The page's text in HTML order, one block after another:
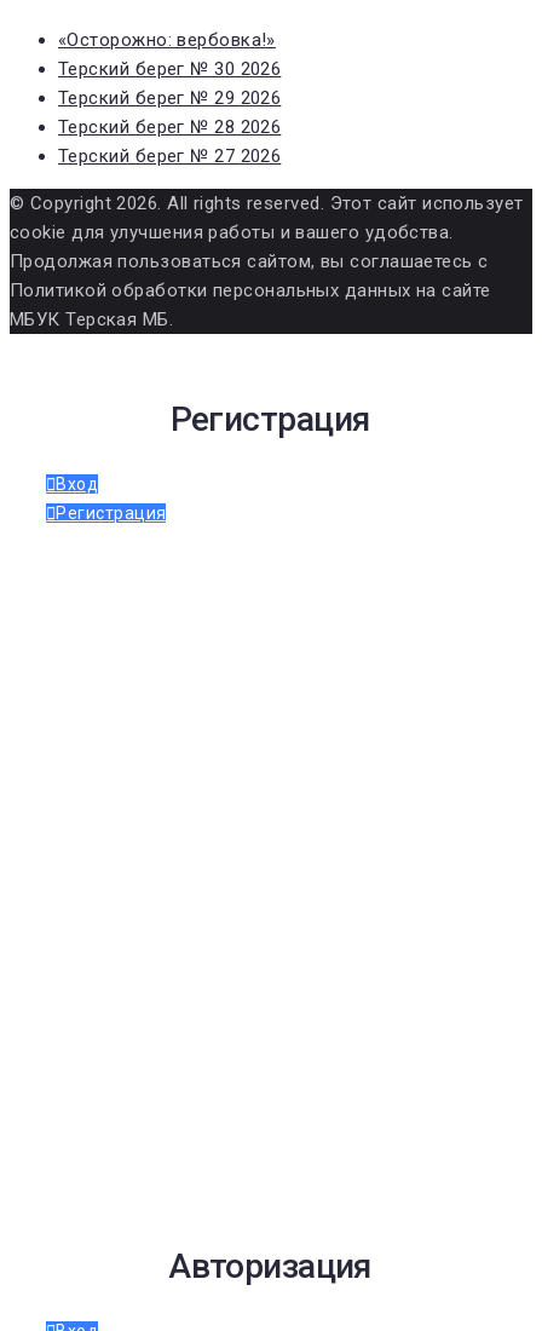
«Осторожно: вербовка!»
Терский берег № 30 2026
Терский берег № 29 2026
Терский берег № 28 2026
Терский берег № 27 2026
© Copyright 2026. All rights reserved. Этот сайт использует
cookie для улучшения работы и вашего удобства.
Продолжая пользоваться сайтом, вы соглашаетесь с
Политикой обработки персональных данных на сайте
МБУК Терская МБ.
Регистрация
Вход
Регистрация
Авторизация